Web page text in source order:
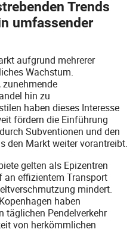
Trends
umfassender
aufgrund mehrerer
Wachstum.
hin zu
haben dieses Interesse
fördern die Einführung
Subventionen und den
den Markt weiter vorantreibt.
gelten als Epizentren
an effizientem Transport
mindert.
haben
täglichen Pendelverkehr
von herkömmlichen